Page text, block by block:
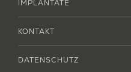
IMPLANTATE
KONTAKT
DATENSCHUTZ